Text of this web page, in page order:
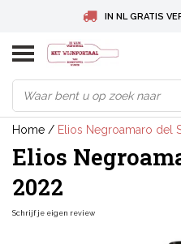
IN NL GRATIS
BELGIE GRATIS
DEUTSCHLAND
Home / Elios Negroamaro del
Elios
2022
Schrijf je eigen review